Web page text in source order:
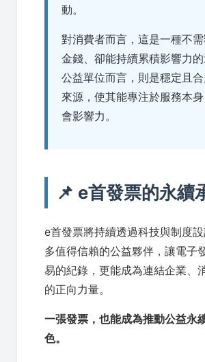
動。
對消費者而言，這是一種不
金錢、卻能持續累積影響力
公益單位而言，則是穩定且
來源，使其能專注於服務本
會影響力。
📌 e首發票的永續
e首發票將持續透過科技與制度
多值得信賴的公益夥伴，讓電子
易的紀錄，更能成為連結企業、
的正向力量。
一張發票，也能成為推動公益永
色。